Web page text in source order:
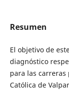
Resumen
El objetivo de
diagnóstico
para las
Católica de